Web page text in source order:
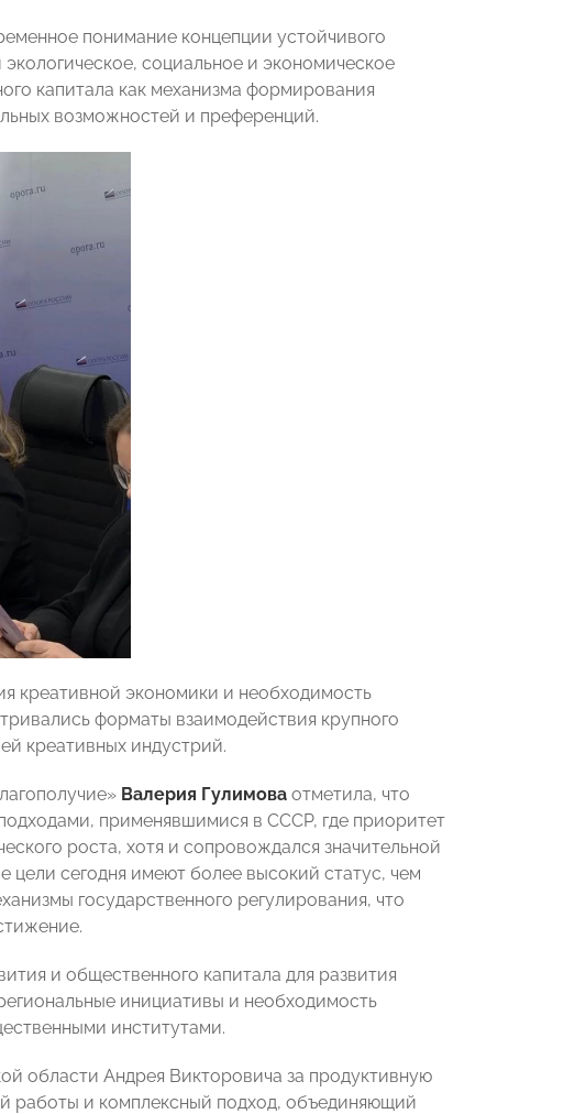
понимание концепции устойчивого
социальное и экономическое
капитала как механизма формирования
возможностей и преференций.
креативной экономики и необходимость
форматы взаимодействия крупного
креативных индустрий.
Валерия Гулимова отметила, что
применявшимися в СССР, где приоритет
роста, хотя и сопровождался значительной
цели сегодня имеют более высокий статус, чем
государственного регулирования, что
и общественного капитала для развития
инициативы и необходимость
институтами.
области Андрея Викторовича за продуктивную
работы и комплексный подход, объединяющий